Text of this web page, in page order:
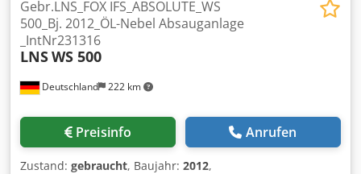
Deutschland 222 km
Gebr.LNS_FOX IFS_ABSOLUTE_WS
500_Bj. 2012_ÖL-Nebel Absauganlage
_IntNr231316
LNSWS 500
Preisinfo Anrufen
Zustand: gebraucht, Baujahr: 2012,